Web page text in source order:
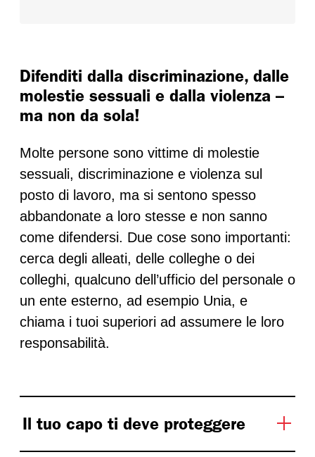
Difenditi dalla discriminazione, dalle
molestie sessuali e dalla violenza –
ma non da sola!
Molte persone sono vittime di molestie
sessuali, discriminazione e violenza sul
posto di lavoro, ma si sentono spesso
abbandonate a loro stesse e non sanno
come difendersi. Due cose sono importanti:
cerca degli alleati, delle colleghe o dei
colleghi, qualcuno dell’ufficio del personale o
un ente esterno, ad esempio Unia, e
chiama i tuoi superiori ad assumere le loro
responsabilità.
Il tuo capo ti deve proteggere